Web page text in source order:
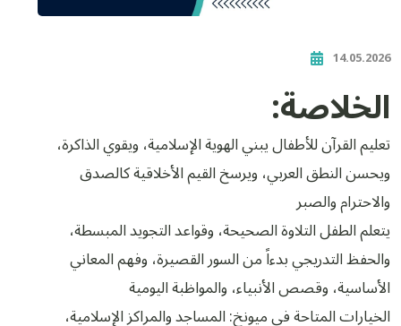
14.05.2026
الخلاصة:
تعليم القرآن للأطفال يبني الهوية الإسلامية، ويقوي الذاكرة،
ويحسن النطق العربي، ويرسخ القيم الأخلاقية كالصدق
والاحترام والصبر
يتعلم الطفل التلاوة الصحيحة، وقواعد التجويد المبسطة،
والحفظ التدريجي بدءاً من السور القصيرة، وفهم المعاني
الأساسية، وقصص الأنبياء، والمواظبة اليومية
الخيارات المتاحة في ميونخ: المساجد والمراكز الإسلامية،